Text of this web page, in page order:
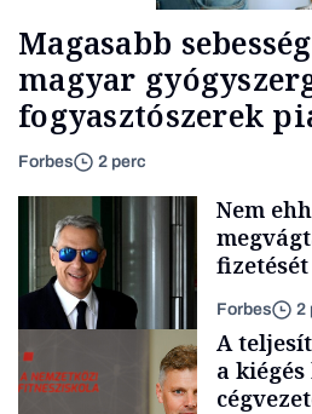
Magasabb
magyar
fogyasztószerek
Forbes 2 perc
Nem
fizetését
Forbes 2
A
a